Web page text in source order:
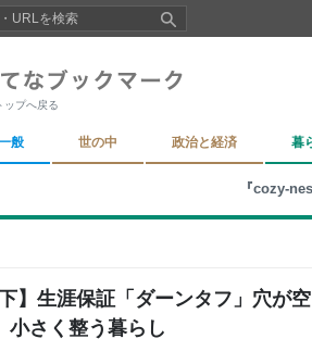
ップへ戻る
般 世の中 政治と経済 暮
『cozy-
下】生涯保証「ダーンタフ」穴が
さく整う暮らし